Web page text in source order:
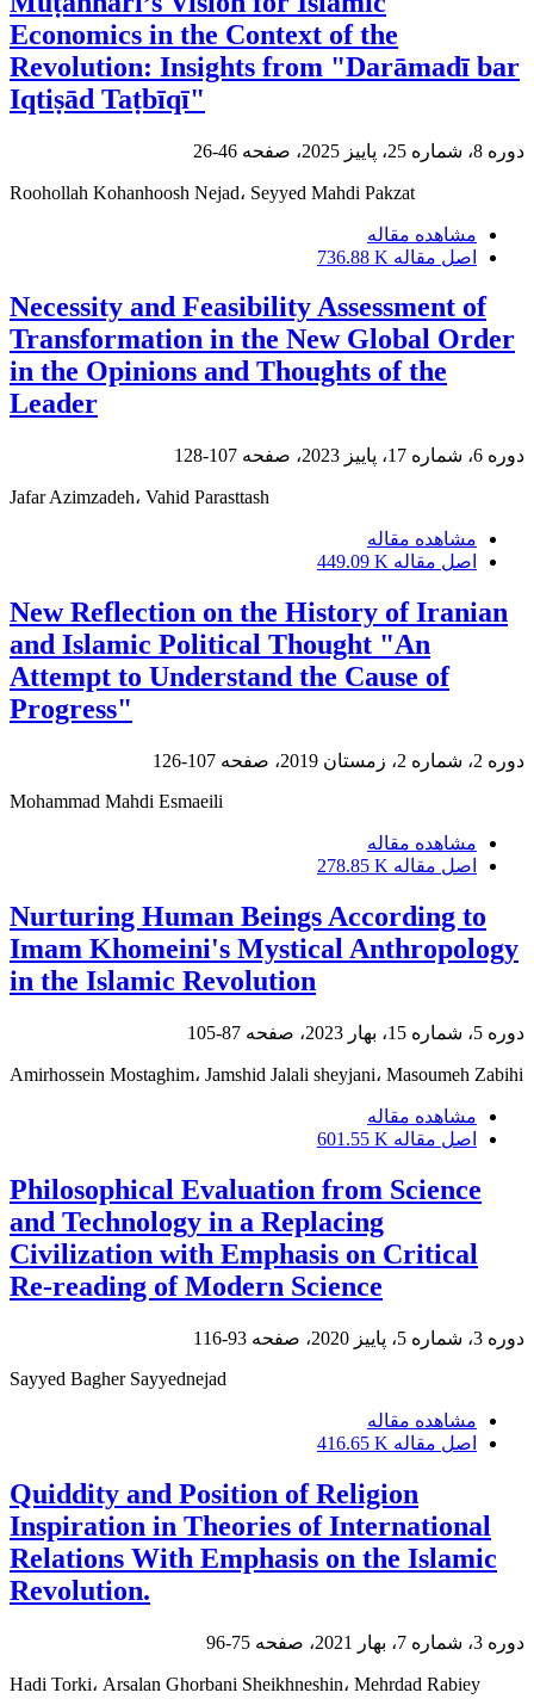
Economics in the Context of the
Revolution: Insights from "Darāmadī bar
Iqtiṣād Taṭbīqī"
دوره 8، شماره 25، پاییز 2025، صفحه 46-26
Roohollah Kohanhoosh Nejad، Seyyed Mahdi Pakzat
مشاهده مقاله
اصل مقاله 736.88 K
Necessity and Feasibility Assessment of
Transformation in the New Global Order
in the Opinions and Thoughts of the
Leader
دوره 6، شماره 17، پاییز 2023، صفحه 107-128
Jafar Azimzadeh، Vahid Parasttash
مشاهده مقاله
اصل مقاله 449.09 K
New Reflection on the History of Iranian
and Islamic Political Thought "An
Attempt to Understand the Cause of
Progress"
دوره 2، شماره 2، زمستان 2019، صفحه
107-126
Mohammad Mahdi Esmaeili
مشاهده مقاله
اصل مقاله 278.85 K
Nurturing Human Beings According to
Imam Khomeini's Mystical Anthropology
in the Islamic Revolution
دوره 5، شماره 15، بهار 2023، صفحه 87-105
Amirhossein Mostaghim، Jamshid Jalali sheyjani، Masoumeh Zabihi
مشاهده مقاله
اصل مقاله 601.55 K
Philosophical Evaluation from Science
and Technology in a Replacing
Civilization with Emphasis on Critical
Re-reading of Modern Science
دوره 3، شماره 5، پاییز 2020، صفحه
93-116
Sayyed Bagher Sayyednejad
مشاهده مقاله
اصل مقاله 416.65 K
Quiddity and Position of Religion
Inspiration in Theories of International
Relations With Emphasis on the Islamic
Revolution.
دوره 3، شماره 7، بهار 2021، صفحه 75-96
Hadi Torki، Arsalan Ghorbani Sheikhneshin، Mehrdad Rabiey